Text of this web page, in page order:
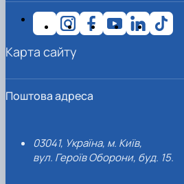
Поштова адреса
03041, Україна, м. Київ,
вул. Героїв Оборони, буд. 15.
Карта сайту